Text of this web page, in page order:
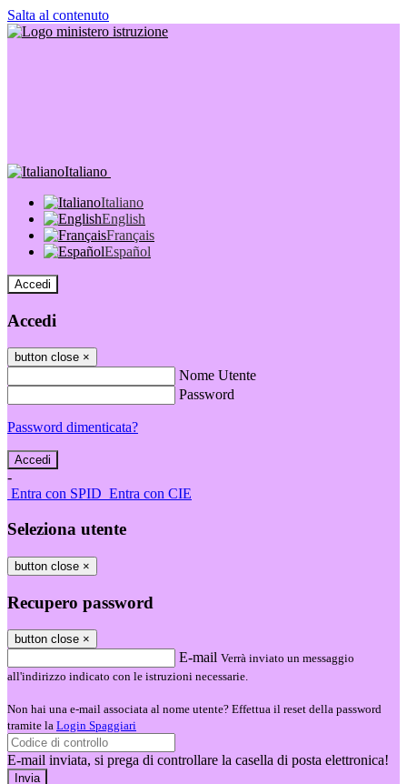
Salta al contenuto
Italiano
Italiano
English
Français
Español
Accedi
Accedi
button close ×
Nome Utente
Password
Password dimenticata?
-
Entra con SPID Entra con CIE
Seleziona utente
button close ×
Recupero password
button close ×
E-mail Verrà inviato un messaggio
all'indirizzo indicato con le istruzioni necessarie.
Non hai una e-mail associata al nome utente? Effettua il reset della password
tramite la Login Spaggiari
E-mail inviata, si prega di controllare la casella di posta elettronica!